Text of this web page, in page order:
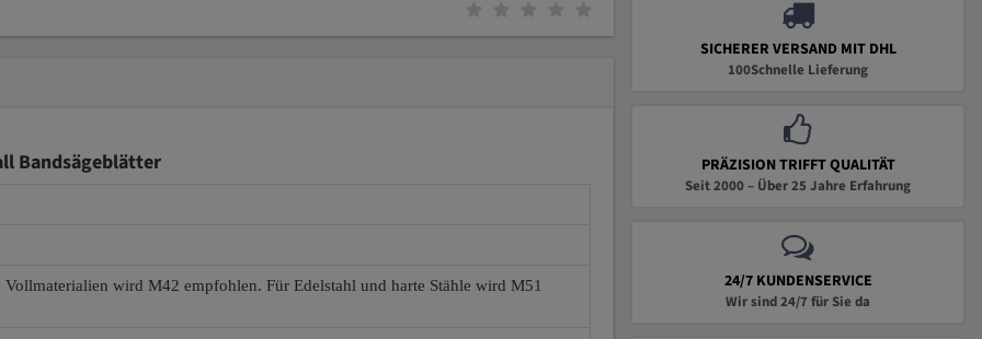
Bandsägeblätter
wird M42 empfohlen. Für Edelstahl und harte Stähle wird M51
SICHERER VERSAND MIT DHL
100Schnelle Lieferung
PRÄZISION TRIFFT QUALITÄT
Seit 2000 – Über 25 Jahre Erfahrung
24/7 KUNDENSERVICE
Wir sind 24/7 für Sie da